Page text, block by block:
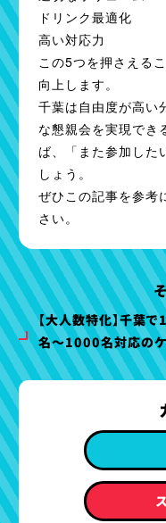
ドリンク最適化
高い対応力
この5つを押さえる
向上します。
千葉は自由度が高い
な懇親会を実現でき
ば、「また参加した
しょう。
ぜひこの記事を参考
さい。
【大人数特化】千葉
名～1000名対応の
タリングならピーナッ
ケータリング｜企業
ント・展示会・パーテ